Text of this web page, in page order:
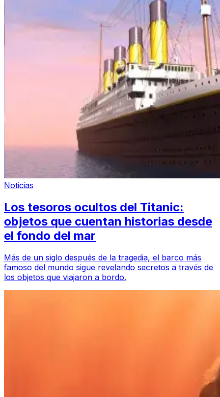
Noticias
Los tesoros ocultos del Titanic:
objetos que cuentan historias desde
el fondo del mar
Más de un siglo después de la tragedia, el barco más
famoso del mundo sigue revelando secretos a través de
los objetos que viajaron a bordo.